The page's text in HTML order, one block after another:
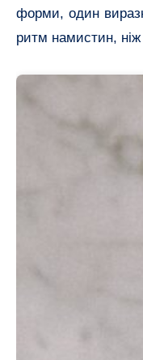
форми, один
ритм намистин, ніж